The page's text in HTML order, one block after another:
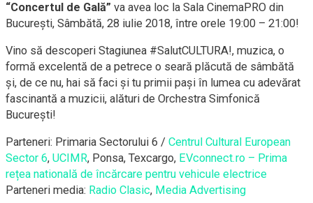
“Concertul de Gală” va avea loc la Sala CinemaPRO din
București, Sâmbătă, 28 iulie 2018, între orele 19:00 – 21:00!
Vino să descoperi Stagiunea #SalutCULTURA!, muzica, o
formă excelentă de a petrece o seară plăcută de sâmbătă
și, de ce nu, hai să faci și tu primii pași în lumea cu adevărat
fascinantă a muzicii, alături de Orchestra Simfonică
București!
Parteneri: Primaria Sectorului 6 / Centrul Cultural European
Sector 6, UCIMR, Ponsa, Texcargo, EVconnect.ro – Prima
rețea natională de încărcare pentru vehicule electrice
Parteneri media: Radio Clasic, Media Advertising